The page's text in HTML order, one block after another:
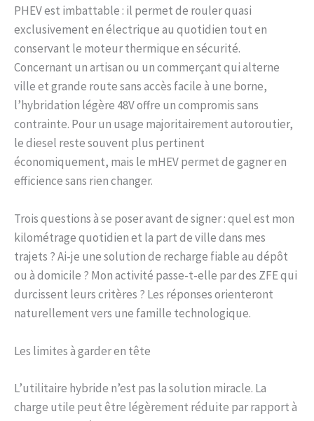
PHEV est imbattable : il permet de rouler quasi
exclusivement en électrique au quotidien tout en
conservant le moteur thermique en sécurité.
Concernant un artisan ou un commerçant qui alterne
ville et grande route sans accès facile à une borne,
l’hybridation légère 48V offre un compromis sans
contrainte. Pour un usage majoritairement autoroutier,
le diesel reste souvent plus pertinent
économiquement, mais le mHEV permet de gagner en
efficience sans rien changer.
Trois questions à se poser avant de signer : quel est mon
kilométrage quotidien et la part de ville dans mes
trajets ? Ai-je une solution de recharge fiable au dépôt
ou à domicile ? Mon activité passe-t-elle par des ZFE qui
durcissent leurs critères ? Les réponses orienteront
naturellement vers une famille technologique.
Les limites à garder en tête
L’utilitaire hybride n’est pas la solution miracle. La
charge utile peut être légèrement réduite par rapport à